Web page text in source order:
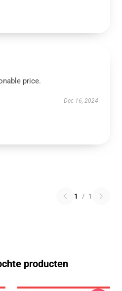
price.
Dec 16, 2024
1 / 1
producten